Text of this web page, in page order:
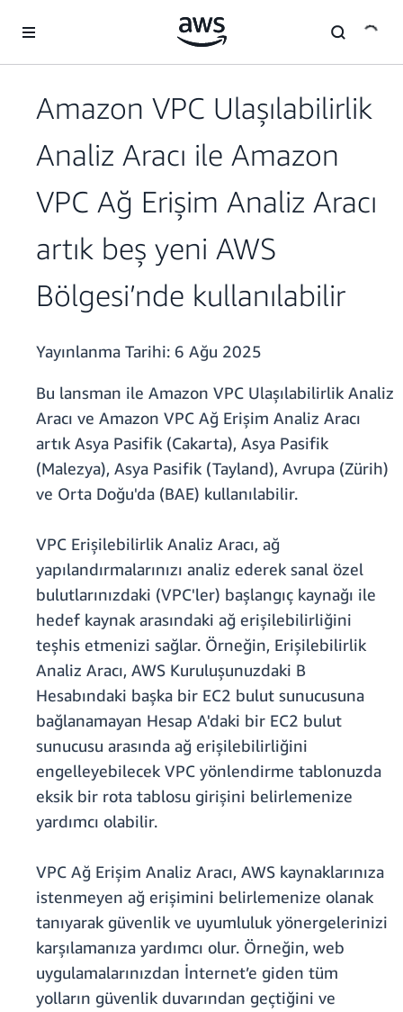
Amazon VPC Ulaşılabilirlik
Analiz Aracı ile Amazon
VPC Ağ Erişim Analiz Aracı
artık beş yeni AWS
Bölgesi’nde kullanılabilir
Yayınlanma Tarihi: 6 Ağu 2025
Bu lansman ile Amazon VPC Ulaşılabilirlik Analiz
Aracı ve Amazon VPC Ağ Erişim Analiz Aracı
artık Asya Pasifik (Cakarta), Asya Pasifik
(Malezya), Asya Pasifik (Tayland), Avrupa (Zürih)
ve Orta Doğu'da (BAE) kullanılabilir.
VPC Erişilebilirlik Analiz Aracı, ağ
yapılandırmalarınızı analiz ederek sanal özel
bulutlarınızdaki (VPC'ler) başlangıç kaynağı ile
hedef kaynak arasındaki ağ erişilebilirliğini
teşhis etmenizi sağlar. Örneğin, Erişilebilirlik
Analiz Aracı, AWS Kuruluşunuzdaki B
Hesabındaki başka bir EC2 bulut sunucusuna
bağlanamayan Hesap A'daki bir EC2 bulut
sunucusu arasında ağ erişilebilirliğini
engelleyebilecek VPC yönlendirme tablonuzda
eksik bir rota tablosu girişini belirlemenize
yardımcı olabilir.
VPC Ağ Erişim Analiz Aracı, AWS kaynaklarınıza
istenmeyen ağ erişimini belirlemenize olanak
tanıyarak güvenlik ve uyumluluk yönergelerinizi
karşılamanıza yardımcı olur. Örneğin, web
uygulamalarınızdan İnternet’e giden tüm
yolların güvenlik duvarından geçtiğini ve